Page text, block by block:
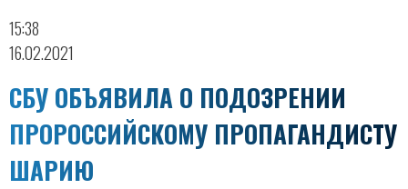
15:38
16.02.2021
СБУ ОБЪЯВИЛА О ПОДОЗРЕНИИ
ПРОРОССИЙСКОМУ ПРОПАГАНДИСТУ
ШАРИЮ